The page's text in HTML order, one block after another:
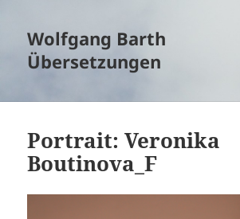
Wolfgang Barth
Übersetzungen
Portrait: Veronika
Boutinova_F